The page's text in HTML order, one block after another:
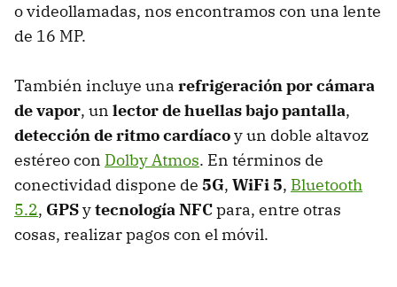
o videollamadas, nos encontramos con una lente
de 16 MP.
También incluye una refrigeración por cámara
de vapor, un lector de huellas bajo pantalla,
detección de ritmo cardíacoy un doble altavoz
estéreo con Dolby Atmos. En términos de
conectividad dispone de 5G, WiFi 5, Bluetooth
5.2, GPSytecnología NFCpara, entre otras
cosas, realizar pagos con el móvil.